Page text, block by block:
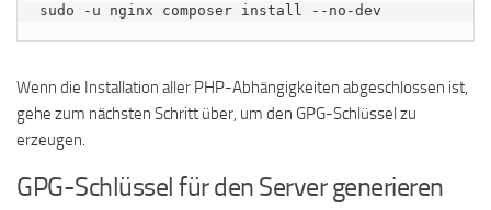
sudo -u nginx composer install --no-dev
Wenn die Installation aller PHP-Abhängigkeiten abgeschlossen ist,
gehe zum nächsten Schritt über, um den GPG-Schlüssel zu
erzeugen.
GPG-Schlüssel für den Server generieren